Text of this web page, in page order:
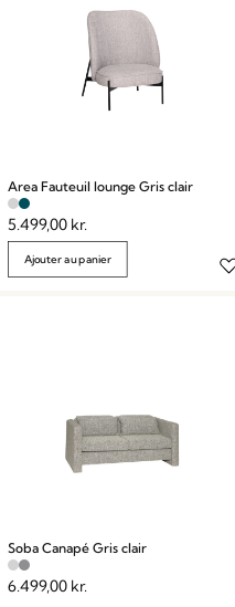
Area Fauteuil lounge Gris clair
5.499,00 kr.
Ajouter au panier
Soba Canapé Gris clair
6.499,00 kr.